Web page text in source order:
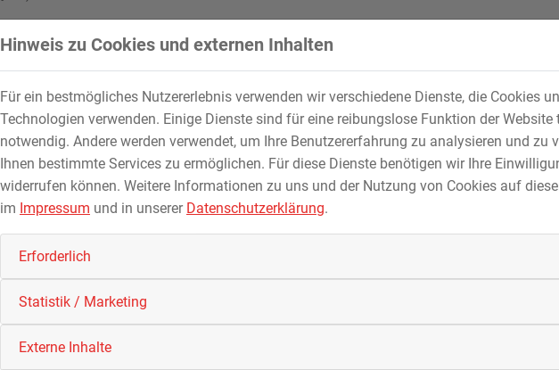
Auszubildenden Florian
Inhalte und
Sie unserer
.
laden
Hinweis zu Cookies und externen Inhalten
Für ein bestmögliches Nutzererlebnis verwenden wir verschiedene Dienste, die Cookies
Technologien verwenden. Einige Dienste sind für eine reibungslose Funktion der Website
notwendig. Andere werden verwendet, um Ihre Benutzererfahrung zu analysieren und zu
Ihnen bestimmte Services zu ermöglichen. Für diese Dienste benötigen wir Ihre
widerrufen können. Weitere Informationen zu uns und der Nutzung von Cookies auf
im Impressum und in unserer Datenschutzerklärung.
Erforderlich
Statistik / Marketing
Externe Inhalte